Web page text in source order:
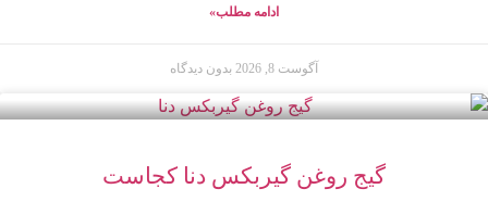
ادامه مطلب»
آگوست 8, 2026 بدون دیدگاه
گیج روغن گیربکس دنا کجاست